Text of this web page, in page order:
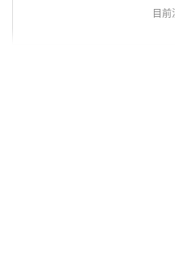
目